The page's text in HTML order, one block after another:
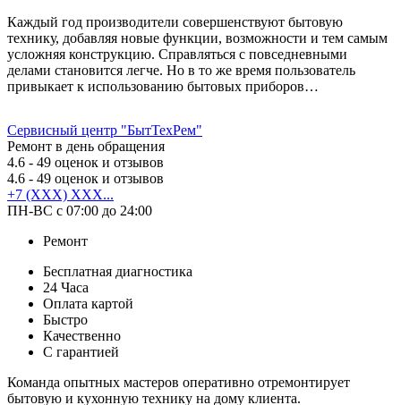
Каждый год производители совершенствуют бытовую
технику, добавляя новые функции, возможности и тем самым
усложняя конструкцию. Справляться с повседневными
делами становится легче. Но в то же время пользователь
привыкает к использованию бытовых приборов…
Сервисный центр "БытТехРем"
Ремонт в день обращения
4.6 - 49 оценок и отзывов
4.6 - 49 оценок и отзывов
+7 (XXX) XXX...
ПН-ВС с 07:00 до 24:00
Ремонт
Бесплатная диагностика
24 Часа
Оплата картой
Быстро
Качественно
С гарантией
Команда опытных мастеров оперативно отремонтирует
бытовую и кухонную технику на дому клиента.